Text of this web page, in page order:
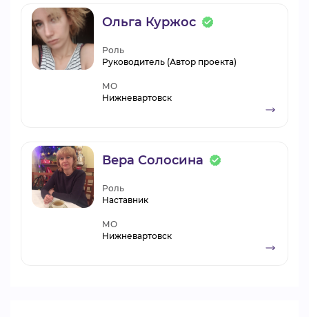
Ольга Куржос
Роль
Руководитель (Автор проекта)
МО
Нижневартовск
Вера Солосина
Роль
Наставник
МО
Нижневартовск